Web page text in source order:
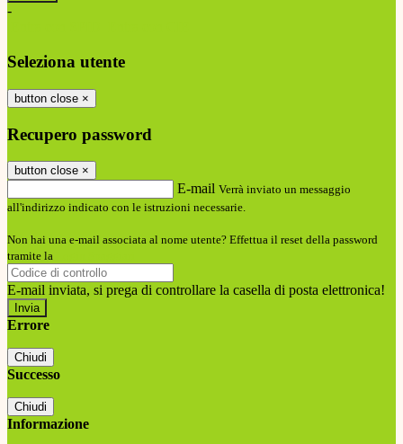
-
Seleziona utente
button close ×
Recupero password
button close ×
E-mail Verrà inviato un messaggio
all'indirizzo indicato con le istruzioni necessarie.
Non hai una e-mail associata al nome utente? Effettua il reset della password
tramite la
E-mail inviata, si prega di controllare la casella di posta elettronica!
Errore
Chiudi
Successo
Chiudi
Informazione